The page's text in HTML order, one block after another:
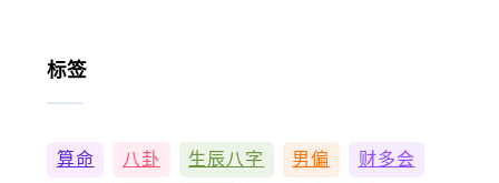
标签
算命 八卦 生辰八字 男偏 财多会